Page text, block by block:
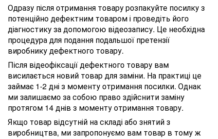
Одразу після отримання товару розпакуйте посилку з
потенційно дефектним товаром і проведіть його
діагностику за допомогою відеозапису. Це необхідна
процедура для подання подальшої претензії
виробнику дефектного товару.
Після відеофіксації дефектного товару вам
висилається новий товар для заміни. На практиці це
займає 1-2 дні з моменту отримання посилки. Однак
ми залишаємо за собою право здійснити заміну
протягом 14 днів з моменту отримання товару.
Якщо товар відсутній на складі або знятий з
виробництва, ми запропонуємо вам товар в тому ж